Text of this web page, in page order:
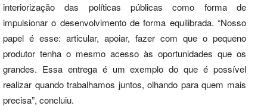
interiorização das políticas públicas como forma de
impulsionar o desenvolvimento de forma equilibrada. “Nosso
papel é esse: articular, apoiar, fazer com que o pequeno
produtor tenha o mesmo acesso às oportunidades que os
grandes. Essa entrega é um exemplo do que é possível
realizar quando trabalhamos juntos, olhando para quem mais
precisa”, concluiu.